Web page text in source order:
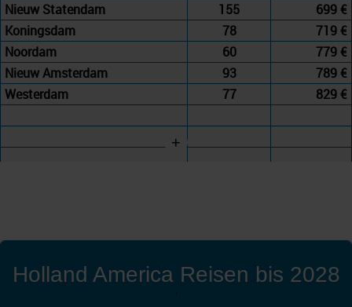
Nieuw Statendam
155
699 €
Koningsdam
78
719 €
Noordam
60
779 €
Nieuw Amsterdam
93
789 €
Westerdam
77 829 €
+
Holland America Reisen bis 2028
'